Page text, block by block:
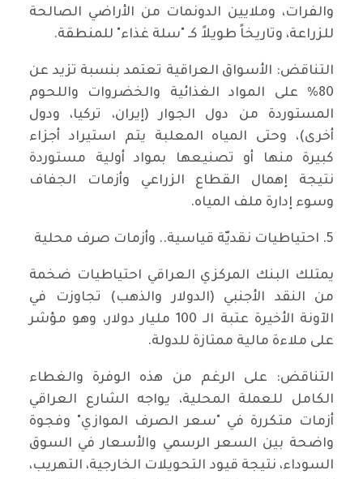
والفرات، وملايين الدونمات من الأراضي الصالحة
للزراعة، وتاريخاً طويلاً كـ "سلة غذاء" للمنطقة.
​التناقض: الأسواق العراقية تعتمد بنسبة تزيد عن
80% على المواد الغذائية والخضروات واللحوم
المستوردة من دول الجوار (إيران، تركيا، ودول
أخرى)، وحتى المياه المعلبة يتم استيراد أجزاء
كبيرة منها أو تصنيعها بمواد أولية مستوردة
نتيجة إهمال القطاع الزراعي وأزمات الجفاف
وسوء إدارة ملف المياه.
​5. احتياطيات نقديّة قياسية.. وأزمات صرف محلية
​يمتلك البنك المركزي العراقي احتياطيات ضخمة
من النقد الأجنبي (الدولار والذهب) تجاوزت في
الآونة الأخيرة عتبة الـ 100 مليار دولار، وهو مؤشر
على ملاءة مالية ممتازة للدولة.
​التناقض: على الرغم من هذه الوفرة والغطاء
الكامل للعملة المحلية، يواجه الشارع العراقي
أزمات متكررة في "سعر الصرف الموازي" وفجوة
واضحة بين السعر الرسمي والأسعار في السوق
السوداء، نتيجة قيود التحويلات الخارجية، التهريب،